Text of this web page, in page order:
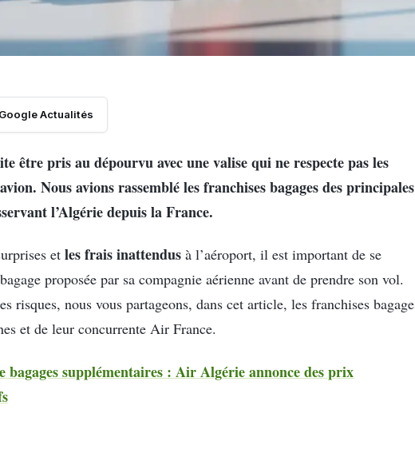
Actualités
être pris au dépourvu avec une valise qui ne respecte pas les
Nous avions rassemblé les franchises bagages des principales
l’Algérie depuis la France.
et les frais inattendus à l’aéroport, il est important de se
proposée par sa compagnie aérienne avant de prendre son vol.
risques, nous vous partageons, dans cet article, les franchises bagage
et de leur concurrente Air France.
bagages supplémentaires : Air Algérie annonce des prix